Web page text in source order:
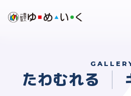
たわむれる